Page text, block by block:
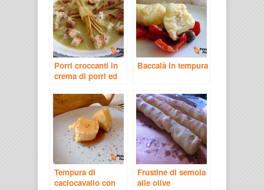
Porri croccanti in
crema di porri ed
Baccalà in tempura
Tempura di
caciocavallo con
Frustine di semola
alle olive